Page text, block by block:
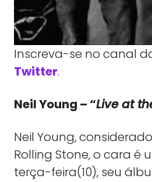
Inscreva-se no canal
Twitter.
Neil Young – “Live at
Neil Young, considerado
Rolling Stone, o cara
terça-feira(10), seu